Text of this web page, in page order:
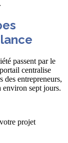
passent par le
centralise
des entrepreneurs,
environ sept jours.
projet